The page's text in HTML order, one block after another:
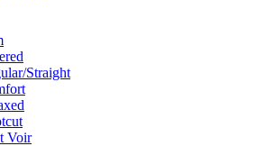
Straight
Voir